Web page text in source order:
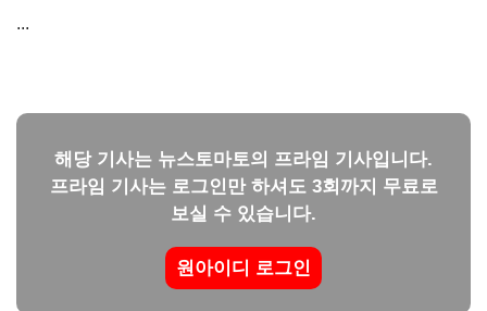
...
해당 기사는 뉴스토마토의 프라임 기사입니다.
프라임 기사는 로그인만 하셔도 3회까지 무료로
보실 수 있습니다.
원아이디 로그인